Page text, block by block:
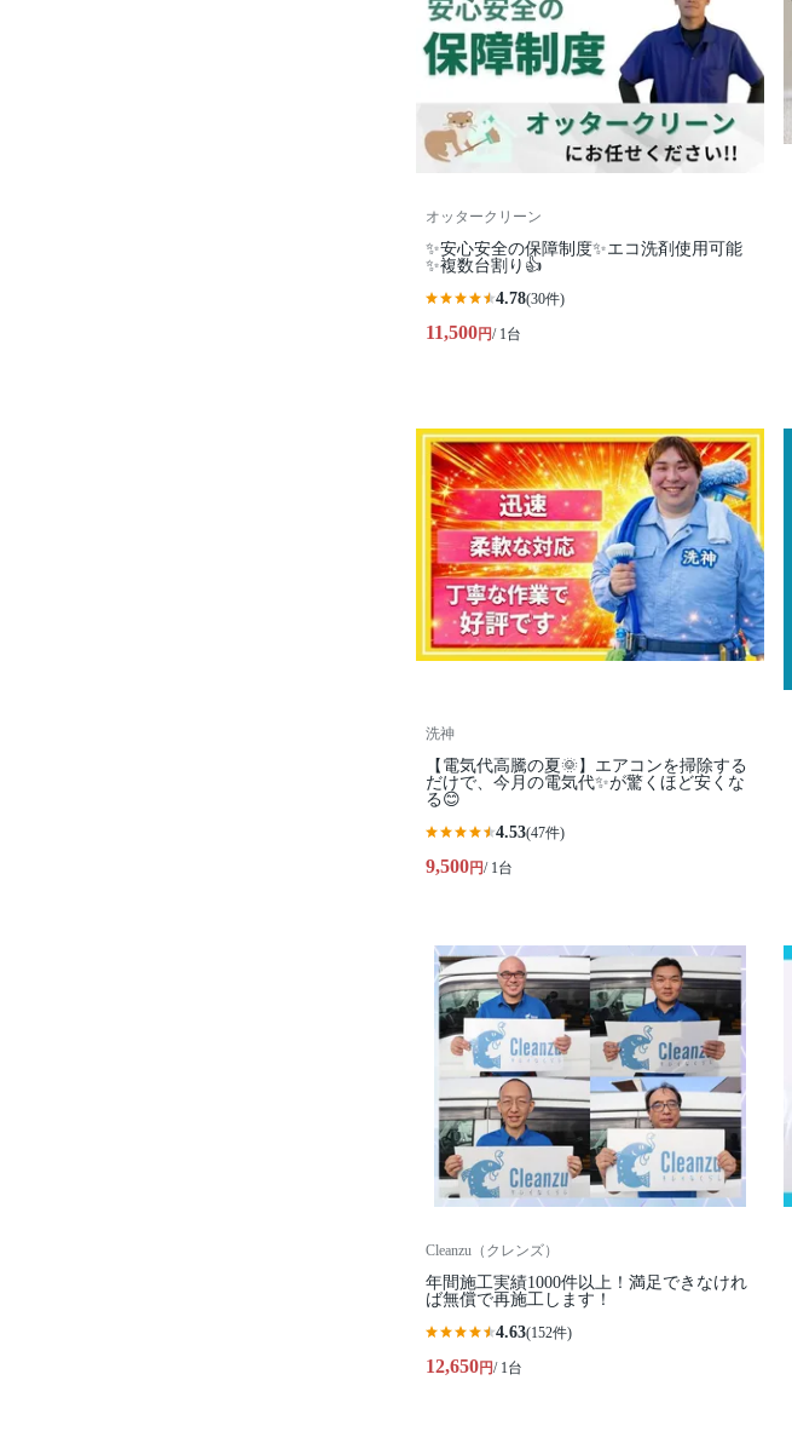
オッタークリーン
✨安心安全の保障制度✨エコ洗剤使用可能
✨複数台割り👍
4.78(30件)
11,500円/ 1台
洗神
【電気代高騰の夏🌞】エアコンを掃除する
だけで、今月の電気代✨が驚くほど安くな
る😊
4.53(47件)
9,500円/ 1台
Cleanzu（クレンズ）
年間施工実績1000件以上！満足できなけれ
ば無償で再施工します！
4.63(152件)
12,650円/ 1台